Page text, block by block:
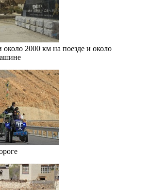
2000 км на поезде и около